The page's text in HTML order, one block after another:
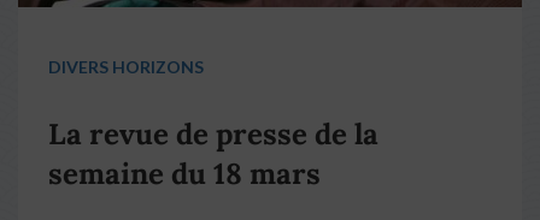
DIVERS HORIZONS
La revue de presse de la
semaine du 18 mars